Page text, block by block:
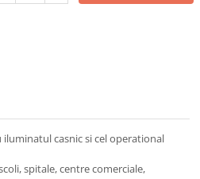
casnic si cel operational
spitale, centre comerciale,